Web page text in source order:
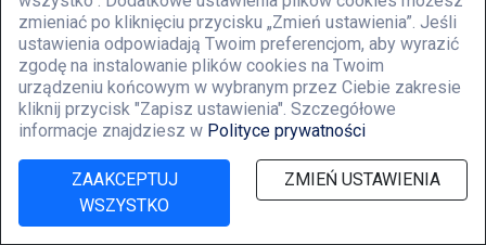
zmieniać po kliknięciu przycisku „Zmień ustawienia”. Jeśli
ustawienia odpowiadają Twoim preferencjom, aby wyrazić
zgodę na instalowanie plików cookies na Twoim
urządzeniu końcowym w wybranym przez Ciebie zakresie
kliknij przycisk "Zapisz ustawienia". Szczegółowe
informacje znajdziesz w Polityce prywatności
ZAAKCEPTUJ
WSZYSTKO
ZMIEŃ USTAWIENIA
Urządzenie sterujące CRR220 (wysterowanie elektryki),
podręcznik
Zestaw do przezbrojenia
Walizka CRIN na podkładki regulacyjne (sortery nie opisane)
Przyrząd do montażu CRR 130 (CRI 2.1)
Wymagane akcesoria dodatkowe
Podstawowe zestawy podkładek regulacyjnych
(rzędy A, B, C)